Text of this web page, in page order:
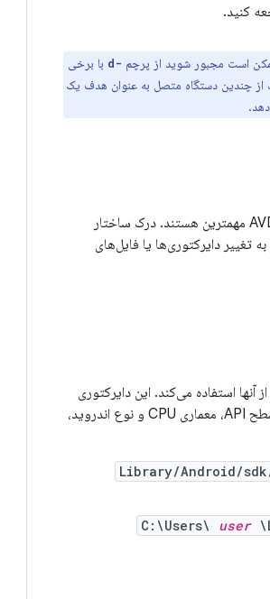
کنید.
است مجبور شوید از پرچم -d
با برخی
چندین دستگاه متصل به عنوان هدف یک
این شبیه‌ساز از فایل‌های مرتبط استفاده می‌کند که از بین آنها، دایرکتوری‌های سیستم و داده‌های AVD مهمترین هستند. درک ساختار
تغییر دایرکتوری‌ها یا فایل‌های
استفاده می‌کند. این دایرکتوری
حاوی فایل‌های فقط خواندنی و مختص پلتفرم است که توسط همه AVD های هم نوع، از جمله سطح API، معماری CPU و نوع اندروید،
C:\Users\ user